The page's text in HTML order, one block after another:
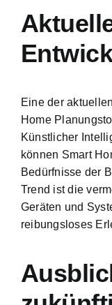
Eine der
Home
Künstlicher
können Smart
Bedürfnisse der
Trend ist die
Geräten und
reibungsloses